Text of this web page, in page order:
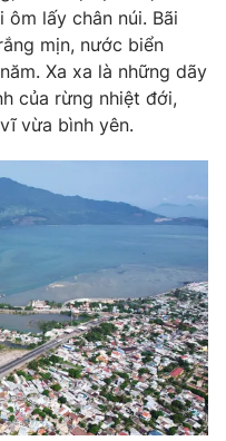
Thể thao
động sản
lòng Việt
mình bằng AI
ôm lấy chân núi. Bãi
mịn, nước biển
Xa xa là những dãy
của rừng nhiệt đới,
vừa bình yên.